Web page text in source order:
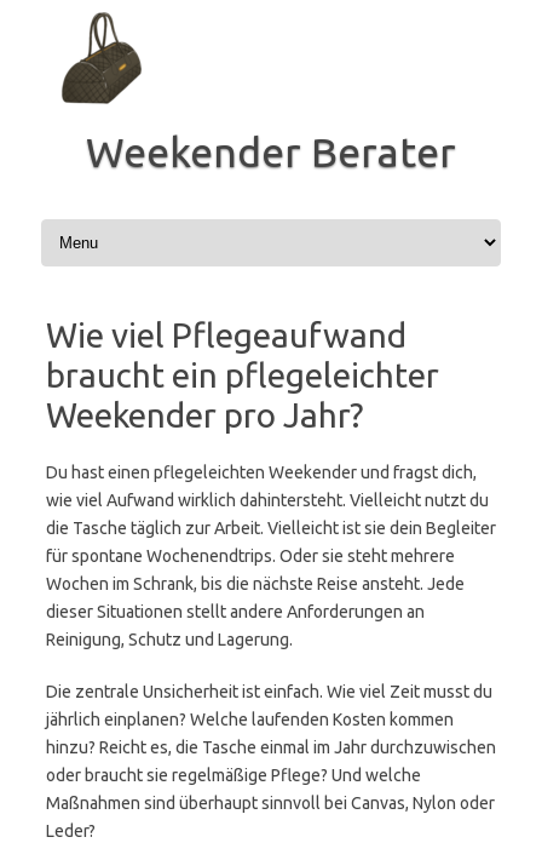
springen
Weekender Berater
Wie viel Pflegeaufwand
braucht ein pflegeleichter
Weekender pro Jahr?
Du hast einen pflegeleichten Weekender und fragst dich,
wie viel Aufwand wirklich dahintersteht. Vielleicht nutzt du
die Tasche täglich zur Arbeit. Vielleicht ist sie dein Begleiter
für spontane Wochenendtrips. Oder sie steht mehrere
Wochen im Schrank, bis die nächste Reise ansteht. Jede
dieser Situationen stellt andere Anforderungen an
Reinigung, Schutz und Lagerung.
Die zentrale Unsicherheit ist einfach. Wie viel Zeit musst du
jährlich einplanen? Welche laufenden Kosten kommen
hinzu? Reicht es, die Tasche einmal im Jahr durchzuwischen
oder braucht sie regelmäßige Pflege? Und welche
Maßnahmen sind überhaupt sinnvoll bei Canvas, Nylon oder
Leder?